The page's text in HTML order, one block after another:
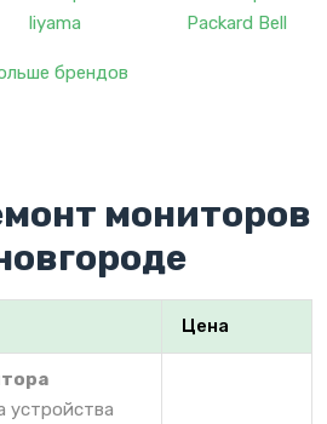
брендов
мониторов
Цена
устройства